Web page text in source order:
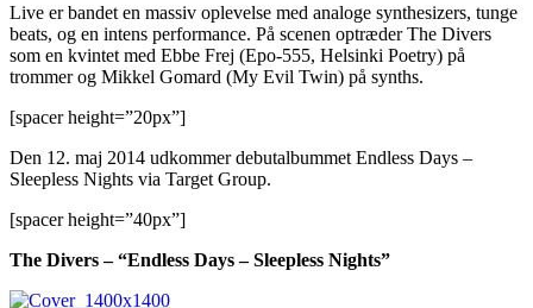
Live er bandet en massiv oplevelse med analoge synthesizers, tunge
beats, og en intens performance. På scenen optræder The Divers
som en kvintet med Ebbe Frej (Epo-555, Helsinki Poetry) på
trommer og Mikkel Gomard (My Evil Twin) på synths.
[spacer height=”20px”]
Den 12. maj 2014 udkommer debutalbummet Endless Days –
Sleepless Nights via Target Group.
[spacer height=”40px”]
The Divers – “Endless Days – Sleepless Nights”